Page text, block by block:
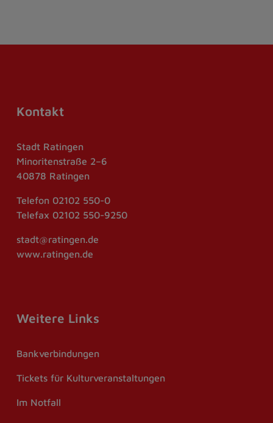
Kontakt
Stadt Ratingen
Minoritenstraße 2–6
40878 Ratingen
Telefon 02102 550-0
Telefax 02102 550-9250
stadt@ratingen.de
www.ratingen.de
Weitere Links
Bankverbindungen
Tickets für Kulturveranstaltungen
Im Notfall